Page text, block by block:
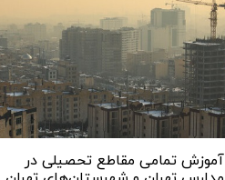
آموزش تمامی مقاطع تحصیلی در